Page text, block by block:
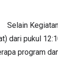
Kegiatan
dari pukul
program